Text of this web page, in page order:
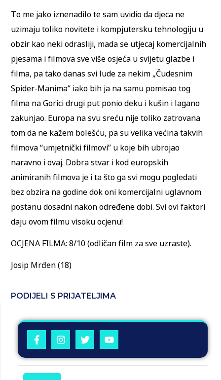
To me jako iznenadilo te sam uvidio da djeca ne
uzimaju toliko novitete i kompjutersku tehnologiju u
obzir kao neki odrasliji, mada se utjecaj komercijalnih
pjesama i filmova sve više osjeća u svijetu glazbe i
filma, pa tako danas svi lude za nekim „Čudesnim
Spider-Manima“ iako bih ja na samu pomisao tog
filma na Gorici drugi put ponio deku i kušin i lagano
zakunjao. Europa na svu sreću nije toliko zatrovana
tom da ne kažem bolešću, pa su velika većina takvih
filmova “umjetnički filmovi” u koje bih ubrojao
naravno i ovaj. Dobra stvar i kod europskih
animiranih filmova je i ta što ga svi mogu pogledati
bez obzira na godine dok oni komercijalni uglavnom
postanu dosadni nakon određene dobi. Svi ovi faktori
daju ovom filmu visoku ocjenu!
OCJENA FILMA: 8/10 (odličan film za sve uzraste).
Josip Mrđen (18)
PODIJELI S PRIJATELJIMA